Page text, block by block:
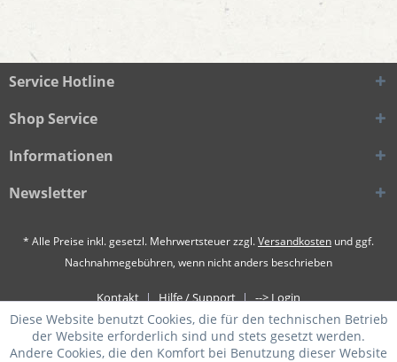
Service Hotline
Shop Service
Informationen
Newsletter
* Alle Preise inkl. gesetzl. Mehrwertsteuer zzgl.Versandkosten und ggf.
Nachnahmegebühren, wenn nicht anders beschrieben
Kontakt Hilfe / Support --> Login
Diese Website benutzt Cookies, die für den technischen Betrieb
der Website erforderlich sind und stets gesetzt werden.
Andere Cookies, die den Komfort bei Benutzung dieser Website